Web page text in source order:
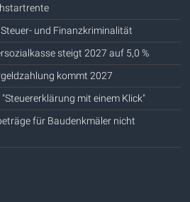
und Finanzkriminalität
steigt 2027 auf 5,0 %
kommt 2027
mit einem Klick"
für Baudenkmäler nicht